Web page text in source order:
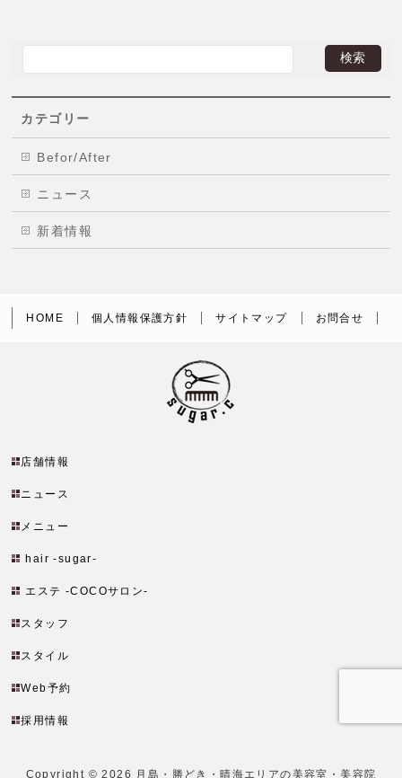
カテゴリー
Befor/After
ニュース
新着情報
HOME 個人情報保護方針 サイトマップ お問合せ
店舗情報
ニュース
メニュー
hair -sugar-
エステ -COCOサロン-
スタッフ
スタイル
Web予約
採用情報
Copyright ©2026 月島・勝どき・晴海エリアの美容室・美容院